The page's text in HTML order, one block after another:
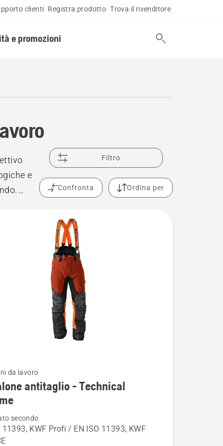
clienti Registra prodotto Trova il rivenditore
e promozioni
e
Filtro
Confronta Ordina per
da lavoro
antitaglio - Technical
secondo
11393, KWF Profi / EN ISO 11393, KWF